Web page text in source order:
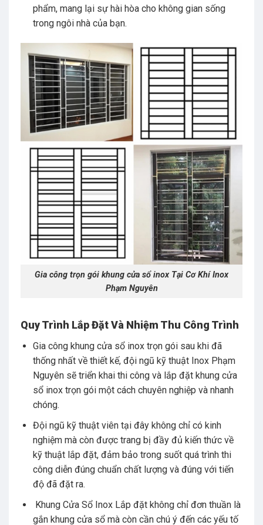
phẩm, mang lại sự hài hòa cho không gian sống
trong ngôi nhà của bạn.
Gia công trọn gói khung cửa sổ inox Tại Cơ Khí Inox
Phạm Nguyên
Quy Trình Lắp Đặt Và Nhiệm Thu Công Trình
Gia công khung cửa sổ inox trọn gói sau khi đã
thống nhất về thiết kế, đội ngũ kỹ thuật Inox Phạm
Nguyên sẽ triển khai thi công và lắp đặt khung cửa
sổ inox trọn gói một cách chuyên nghiệp và nhanh
chóng.
Đội ngũ kỹ thuật viên tại đây không chỉ có kinh
nghiệm mà còn được trang bị đầy đủ kiến thức về
kỹ thuật lắp đặt, đảm bảo trong suốt quá trình thi
công diễn đúng chuẩn chất lượng và đúng với tiến
độ đã đặt ra.
Khung Cửa Sổ Inox Lắp đặt không chỉ đơn thuần là
gắn khung cửa sổ mà còn cần chú ý đến các yếu tố